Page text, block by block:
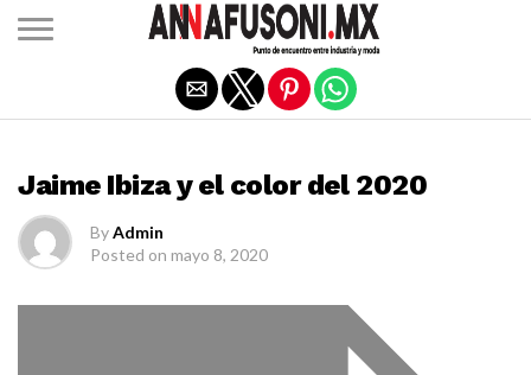
Jaime Ibiza y el color del 2020
ByAdmin
Posted on mayo 8, 2020
Salir de la versión móvil